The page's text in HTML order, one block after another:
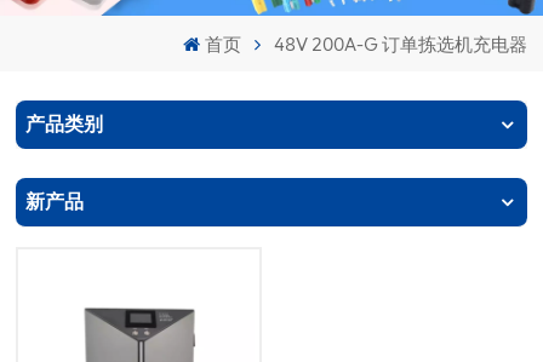
首页 48V 200A-G 订单拣选机充电器
产品类别
新产品